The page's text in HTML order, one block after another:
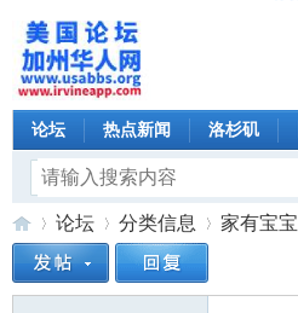
论坛 热点新闻 洛杉矶
论坛 分类信息 家有宝宝